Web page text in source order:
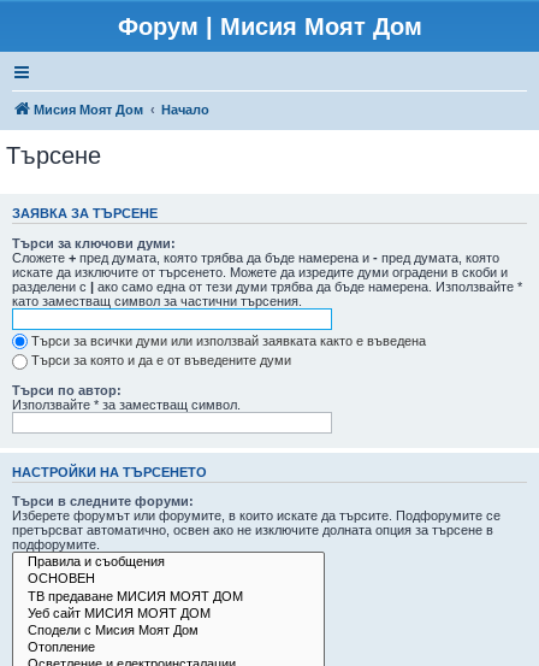
Форум | Мисия Моят Дом
Мисия Моят Дом Начало
Търсене
ЗАЯВКА ЗА ТЪРСЕНЕ
Търси за ключови думи:
Сложете + пред думата, която трябва да бъде намерена и - пред думата, която
искате да изключите от търсенето. Можете да изредите думи оградени в скоби и
разделени с | ако само една от тези думи трябва да бъде намерена. Използвайте *
като заместващ символ за частични търсения.
Търси за всички думи или използвай заявката както е въведена
Търси за която и да е от въведените думи
Търси по автор:
Използвайте * за заместващ символ.
НАСТРОЙКИ НА ТЪРСЕНЕТО
Търси в следните форуми:
Изберете форумът или форумите, в които искате да търсите. Подфорумите се
претърсват автоматично, освен ако не изключите долната опция за търсене в
подфорумите.